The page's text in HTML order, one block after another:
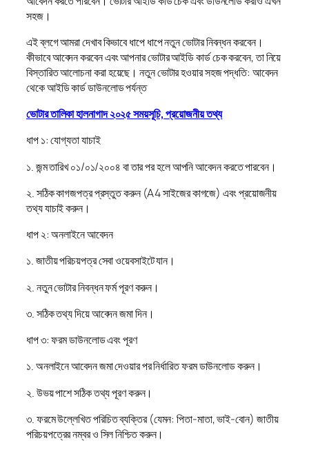
সহজ।
এই ব্লগে আমরা দেখাব কিভাবে ধাপে ধাপে নতুন ভোটার নিবন্ধন করবেন।
কীভাবে আবেদন করবেন এবং আপনার ভোটার আইডি কার্ড চেক করবেন, তা নিয়ে
বিস্তারিত আলোচনা করা হয়েছে। নতুন ভোটার হওয়ার সহজ পদ্ধতি: আবেদন
থেকে আইডি কার্ড ডাউনলোড পর্যন্ত
ভোটার তালিকা হালনাগাদ ২০২৫ সময়সূচি, প্রয়োজনীয় তথ্য
ধাপ ১: যোগ্যতা যাচাই
১. জন্ম তারিখ ০১/০১/২০০৪ বা তার পর হলে আপনি আবেদন করতে পারবেন।
২. সঠিক কাগজপত্র প্রস্তুত করুন (A4 সাইজের কাগজে) এবং প্রয়োজনীয়
তথ্য যাচাই করুন।
ধাপ ২: অনলাইনে আবেদন
১. জাতীয় পরিচয়পত্র সেবা ওয়েবসাইটে যান।
২. নতুন ভোটার নিবন্ধন ফর্ম পূরণ করুন।
৩. সঠিক তথ্য দিয়ে আবেদন জমা দিন।
ধাপ ৩: ফরম ডাউনলোড এবং পূরণ
১. অনলাইনে আবেদন জমা দেওয়ার পর নির্ধারিত ফরম ডাউনলোড করুন।
২. উভয় পাশে সঠিক তথ্য পূরণ করুন।
৩. ফরমে উল্লেখিত পরিচিত ব্যক্তির (যেমন: পিতা-মাতা, ভাই-বোন) জাতীয়
পরিচয়পত্রের নম্বর ও সিল নিশ্চিত করুন।